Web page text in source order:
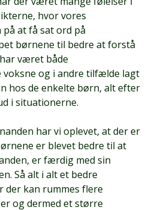
hvor vores
at få sat ord på
børnene til bedre at forstå
været både
og i andre tilfælde lagt
hos de enkelte børn, alt efter
i situationerne.
har vi oplevet, at der er
er blevet bedre til at
er færdig med sin
Så alt i alt et bedre
kan rummes flere
og dermed et større